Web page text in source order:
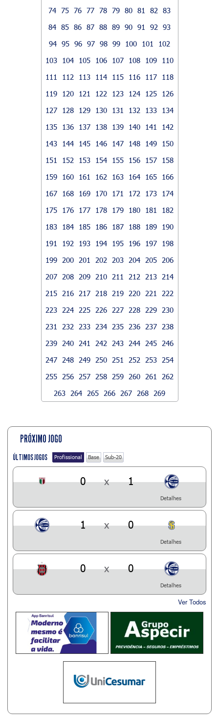
74 75 76 77 78 79 80 81 82
83
84 85 86 87 88 89 90 91 92
93
94 95 96 97 98 99 100 101
102
103
104 105 106 107 108 109
110
111
112 113 114 115 116 117
118
119
120 121 122 123 124 125
126
127
128 129 130 131 132 133
134
135
136 137 138 139 140 141
142
143
144 145 146 147 148 149
150
151
152 153 154 155 156 157
158
159
160 161 162 163 164 165
166
167
168 169 170 171 172 173
174
175
176 177 178 179 180 181
182
183
184 185 186 187 188 189
190
191
192 193 194 195 196 197
198
199
200 201 202 203 204 205
206
207
208 209 210 211 212 213
214
215
216 217 218 219 220 221
222
223
224 225 226 227 228 229
230
231
232 233 234 235 236 237
238
239
240 241 242 243 244 245
246
247
248 249 250 251 252 253
254
255
256 257 258 259 260 261
262
263
264 265 266 267 268 269
PRÓXIMO JOGO
ÚLTIMOS JOGOS Profissional Base Sub-20
0 x 1
Detalhes
1 x 0
Detalhes
0 x 0
Detalhes
Ver Todos